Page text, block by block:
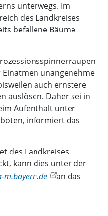
unterwegs. Im
des Landkreises
befallene Bäume
unangenehme
auch ernstere
auslösen. Daher sei in
Aufenthalt unter
informiert das
des Landkreises
kann dies unter der
m.bayern.de
an das